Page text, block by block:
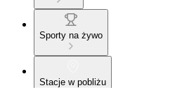
Sporty na żywo
Stacje w pobliżu